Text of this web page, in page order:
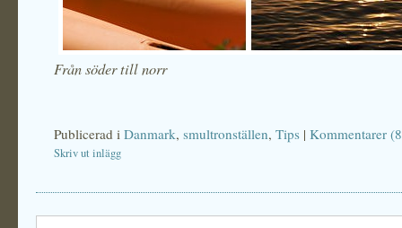
Från söder till norr
Publicerad i Danmark, smultronställen, Tips | Kommentarer
Skriv ut inlägg